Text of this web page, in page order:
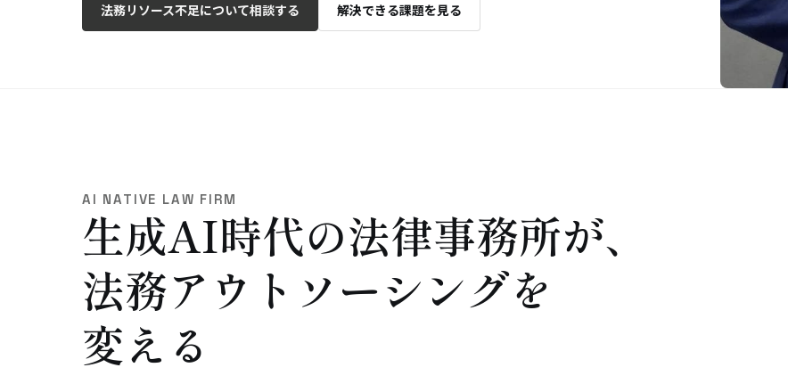
法務リソース不足について相談する 解決できる課題を見る
AI NATIVE LAW FIRM
生成AI時代の法律事務所が、
法務アウトソーシングを
変える